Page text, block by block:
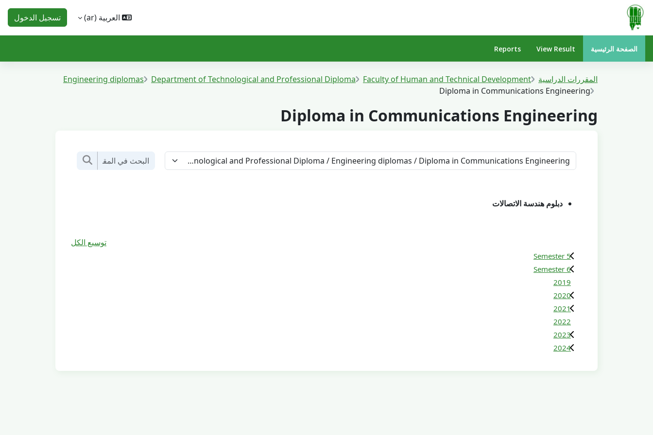
تخطى إلى المحتوى الرئيسي
العربية ‎(ar)‎
تسجيل الدخول
الصفحة الرئيسية View Result
Reports
المقررات الدراسية Faculty of Human and Technical Development
Department of Technological and Professional Diploma
Engineering diplomas
Diploma in Communications Engineering
Diploma in Communications Engineering
تصنيفات المقررات
البحث في المقررات الدراسية
دبلوم هندسة الاتصالات
توسيع الكل
Semester 5
Semester 6
2019
2020
2021
2022
2023
2024